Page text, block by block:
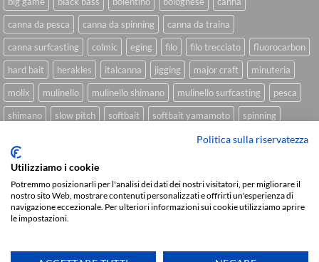
canna da pesca
canna da spinning
canna da traina
canna surfcasting
colmic eging filo filo trecciato
fluorocarbon
hard bait
herakles italcanna jigging major craft
minuteria
molix
mulinello mulinello shimano mulinello surfcasting
pesca
shimano
slow pitch softbait softbait yamamoto
spinning
trecciato trolling tubertini
Sviluppato daWe Blink Design
Delivery
Politica sulla riservatezza
Utilizziamo i cookie
Potremmo posizionarli per l'analisi dei dati dei nostri visitatori, per migliorare il
nostro sito Web, mostrare contenuti personalizzati e offrirti un'esperienza di
navigazione eccezionale. Per ulteriori informazioni sui cookie utilizziamo aprire
le impostazioni.